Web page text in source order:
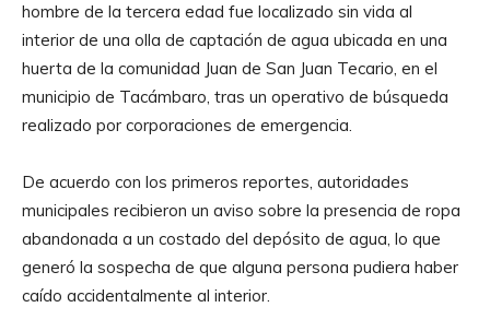
hombre de la tercera edad fue localizado sin vida al
interior de una olla de captación de agua ubicada en una
huerta de la comunidad Juan de San Juan Tecario, en el
municipio de Tacámbaro, tras un operativo de búsqueda
realizado por corporaciones de emergencia.
De acuerdo con los primeros reportes, autoridades
municipales recibieron un aviso sobre la presencia de ropa
abandonada a un costado del depósito de agua, lo que
generó la sospecha de que alguna persona pudiera haber
caído accidentalmente al interior.